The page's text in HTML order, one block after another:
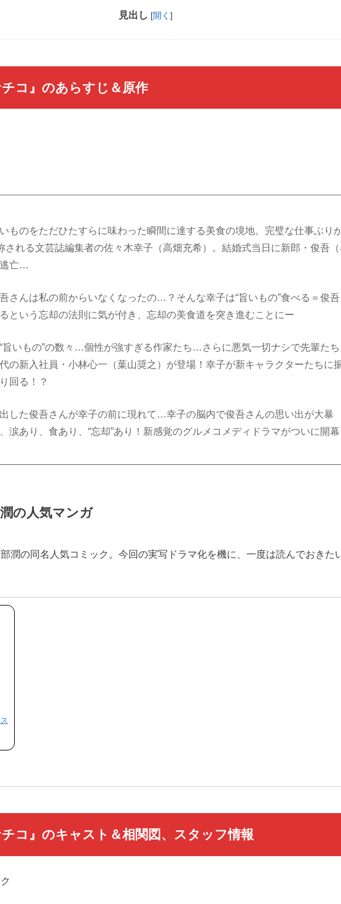
見出し [開く ]
チコ』のあらすじ＆原作
ものをただひたすらに味わった瞬間に達する美食の境地。完璧な仕事ぶり
される文芸誌編集者の佐々木幸子（高畑充希）。結婚式当日に新郎・俊吾
亡…
さんは私の前からいなくなったの…？そんな幸子は“旨いもの”食べる＝俊吾
という忘却の法則に気が付き、忘却の美食道を突き進むことにー
旨いもの”の数々…個性が強すぎる作家たち…さらに悪気一切ナシで先輩たち
の新入社員・小林心一（葉山奨之）が登場！幸子が新キャラクターたちに
回る！？
した俊吾さんが幸子の前に現れて…幸子の脳内で俊吾さんの思い出が大暴
涙あり、食あり、“忘却”あり！新感覚のグルメコメディドラマがついに開幕
の人気マンガ
潤の同名人気コミック。今回の実写ドラマ化を機に、一度は読んでおきた
チコ』のキャスト＆相関図、スタッフ情報